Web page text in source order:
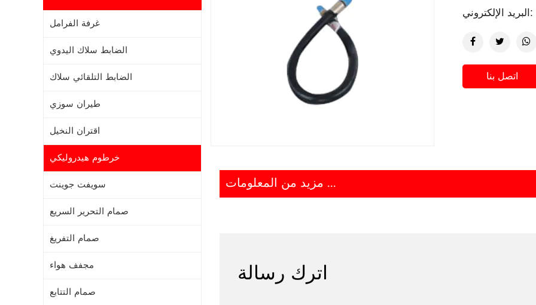
غرفة الفرامل
الضابط سلاك اليدوي
الضابط التلقائي سلاك
طيران سوزي
اقتران النخيل
خرطوم هيدروليكي
سويفت جوينت
صمام التحرير السريع
صمام التفريغ
مجفف هواء
صمام التتابع
البريد الإلكتروني:
اتصل بنا
مزيد من المعلومات ...
اترك رسالة